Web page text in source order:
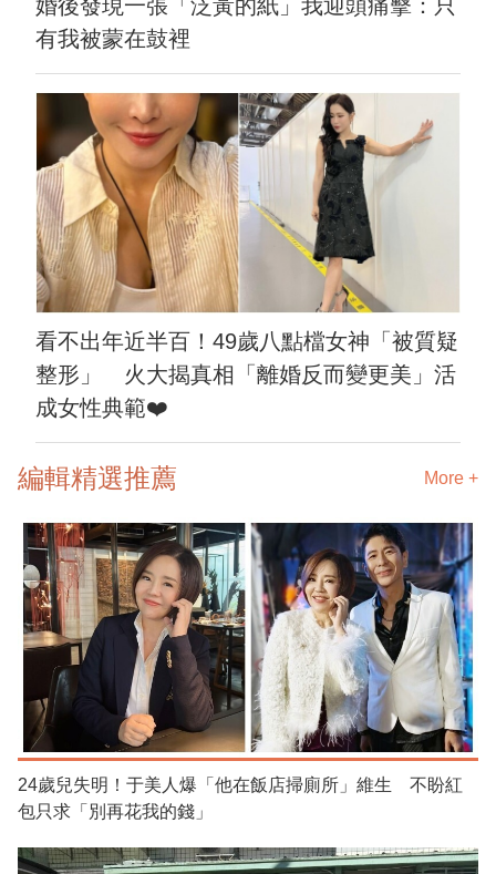
婚後發現一張「泛黃的紙」我迎頭痛擊：只
有我被蒙在鼓裡
看不出年近半百！49歲八點檔女神「被質疑
整形」 火大揭真相「離婚反而變更美」活
成女性典範❤️
編輯精選推薦 More +
24歲兒失明！于美人爆「他在飯店掃廁所」維生 不盼紅
包只求「別再花我的錢」